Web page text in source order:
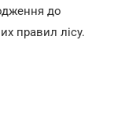
до
правил лісу.